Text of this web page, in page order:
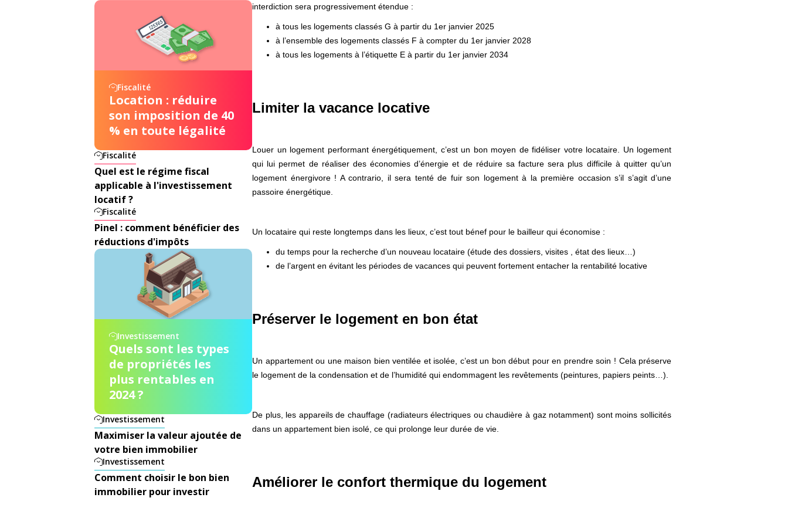
Fiscalité
Location : réduire
son imposition de 40
% en toute légalité
Fiscalité
Quel est le régime fiscal
applicable à l'investissement
locatif ?
Fiscalité
Pinel : comment bénéficier des
réductions d'impôts
Investissement
Quels sont les types
de propriétés les
plus rentables en
2024 ?
Investissement
Maximiser la valeur ajoutée de
votre bien immobilier
Investissement
Comment choisir le bon bien
immobilier pour investir
interdiction sera progressivement étendue :
à tous les logements classés G à partir du 1er janvier 2025
à l’ensemble des logements classés F à compter du 1er janvier 2028
à tous les logements à l’étiquette E à partir du 1er janvier 2034
Limiter la vacance locative
Louer un logement performant énergétiquement, c’est un bon moyen de fidéliser votre locataire. Un logement
qui lui permet de réaliser des économies d’énergie et de réduire sa facture sera plus difficile à quitter qu’un
logement énergivore ! A contrario, il sera tenté de fuir son logement à la première occasion s’il s’agit d’une
passoire énergétique.
Un locataire qui reste longtemps dans les lieux, c’est tout bénef pour le bailleur qui économise :
du temps pour la recherche d’un nouveau locataire (étude des dossiers, visites , état des lieux…)
de l’argent en évitant les périodes de vacances qui peuvent fortement entacher la rentabilité locative
Préserver le logement en bon état
Un appartement ou une maison bien ventilée et isolée, c’est un bon début pour en prendre soin ! Cela préserve
le logement de la condensation et de l’humidité qui endommagent les revêtements (peintures, papiers peints…).
De plus, les appareils de chauffage (radiateurs électriques ou chaudière à gaz notamment) sont moins sollicités
dans un appartement bien isolé, ce qui prolonge leur durée de vie.
Améliorer le confort thermique du logement